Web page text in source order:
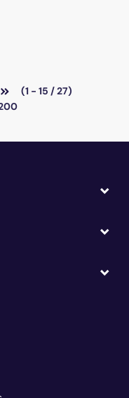
(1 - 15 / 27)